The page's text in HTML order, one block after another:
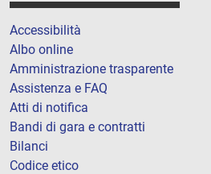
Accessibilità
Albo online
Amministrazione trasparente
Assistenza e FAQ
Atti di notifica
Bandi di gara e contratti
Bilanci
Codice etico